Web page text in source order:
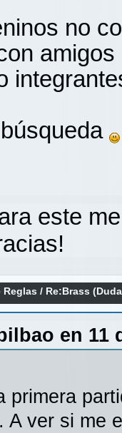
no
este
Reglas / Re:Brass
en 11
primera
A ver si me